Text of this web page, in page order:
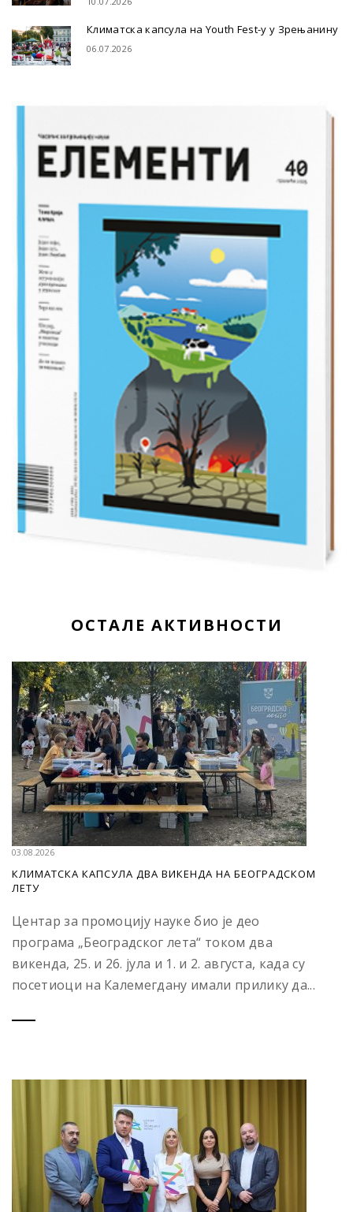
Климатска капсула на Youth Fest-у у Зрењанину
06.07.2026
ОСТАЛЕ АКТИВНОСТИ
03.08.2026
КЛИМАТСКА КАПСУЛА ДВА ВИКЕНДА НА БЕОГРАДСКОМ
ЛЕТУ
Центар за промоцију науке био је део
програма „Београдског лета“ током два
викенда, 25. и 26. јула и 1. и 2. августа, када су
посетиоци на Калемегдану имали прилику да...